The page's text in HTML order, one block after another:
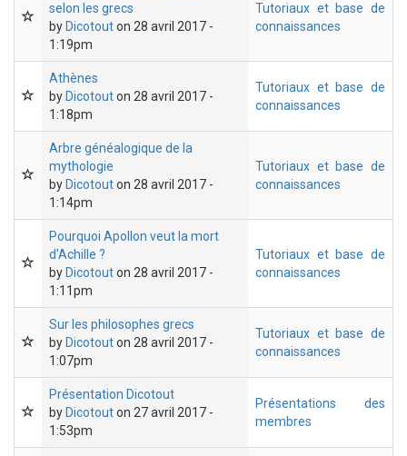
selon les grecs
by Dicotouton 28 avril 2017 -
1:19pm
Tutoriaux et base de
connaissances
Athènes
by Dicotouton 28 avril 2017 -
1:18pm
Tutoriaux et base de
connaissances
Arbre généalogique de la
mythologie
by Dicotouton 28 avril 2017 -
1:14pm
Tutoriaux et base de
connaissances
Pourquoi Apollon veut la mort
d'Achille ?
by Dicotouton 28 avril 2017 -
1:11pm
Tutoriaux et base de
connaissances
Sur les philosophes grecs
by Dicotouton 28 avril 2017 -
1:07pm
Tutoriaux et base de
connaissances
Présentation Dicotout
by Dicotouton 27 avril 2017 -
1:53pm
Présentations des
membres